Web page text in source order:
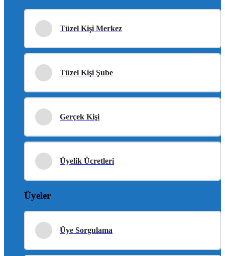
Tüzel Kişi Merkez
Tüzel Kişi Şube
Gerçek Kişi
Üyelik Ücretleri
Üyeler
Üye Sorgulama